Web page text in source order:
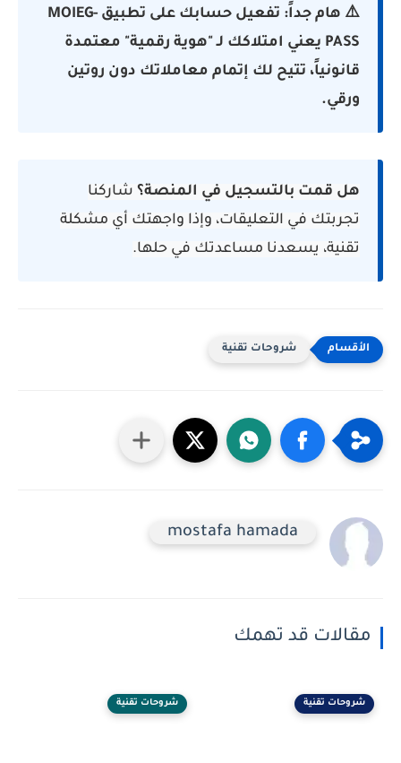
⚠️ هام جداً: تفعيل حسابك على تطبيق MOIEG-
PASS يعني امتلاكك لـ "هوية رقمية" معتمدة
قانونياً، تتيح لك إتمام معاملاتك دون روتين
ورقي.
هل قمت بالتسجيل في المنصة؟ شاركنا
تجربتك في التعليقات، وإذا واجهتك أي مشكلة
تقنية، يسعدنا مساعدتك في حلها.
شروحات تقنية
mostafa hamada
مقالات قد تهمك
شروحات تقنية شروحات تقنية